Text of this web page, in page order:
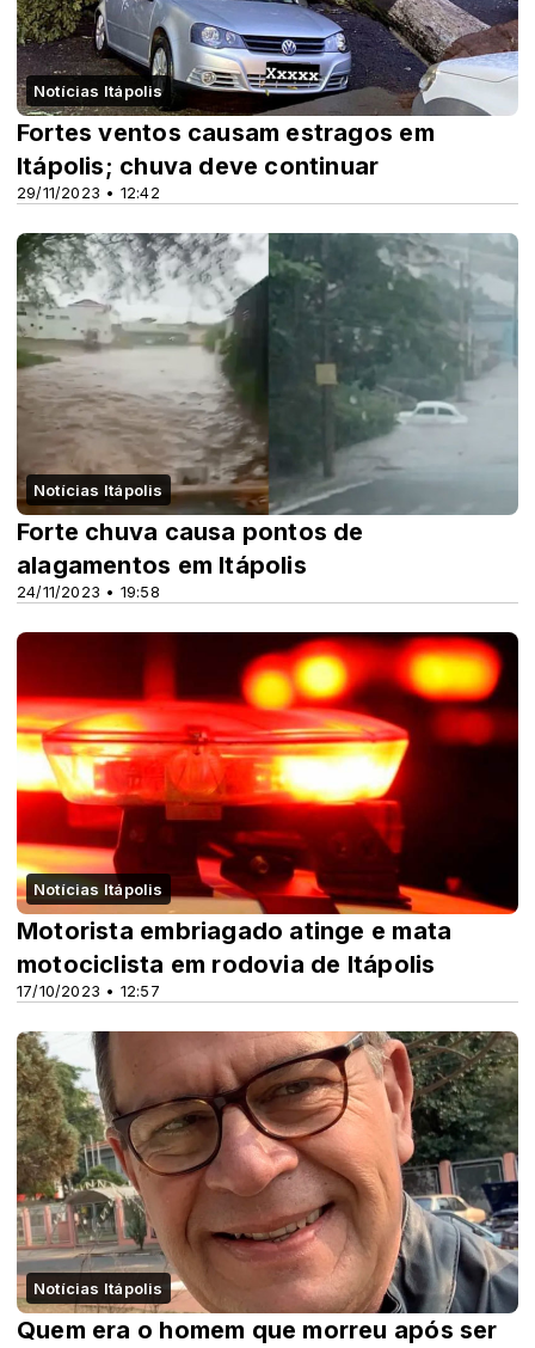
Notícias Itápolis
29/11/2023 • 12:42
Fortes ventos causam estragos em
Itápolis; chuva deve continuar
Notícias Itápolis
24/11/2023 • 19:58
Forte chuva causa pontos de
alagamentos em Itápolis
Notícias Itápolis
17/10/2023 • 12:57
Motorista embriagado atinge e mata
motociclista em rodovia de Itápolis
Notícias Itápolis
Quem era o homem que morreu após ser